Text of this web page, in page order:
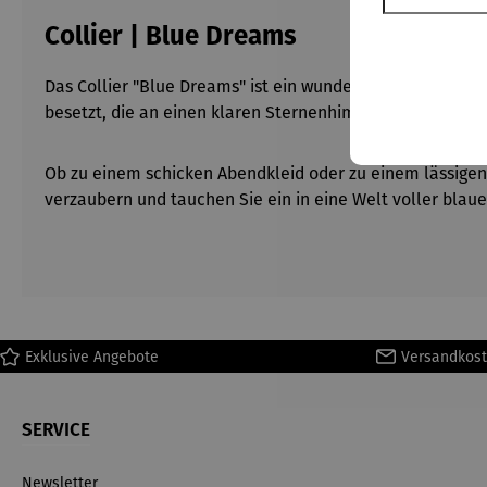
Collier | Blue Dreams
Das Collier "Blue Dreams" ist ein wunderschönes
besetzt, die an einen klaren Sternenhimmel erinnern.
Ob zu einem schicken Abendkleid oder zu einem
verzaubern und tauchen Sie ein in eine Welt voller
Exklusive Angebote
SERVICE
Newsletter